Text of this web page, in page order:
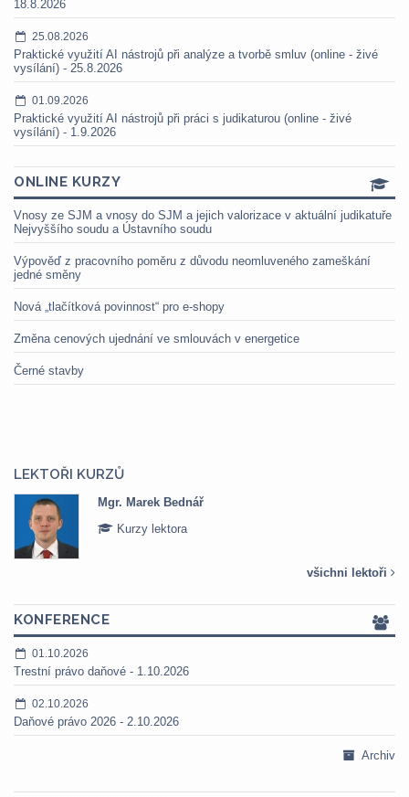
18.8.2026
25.08.2026
Praktické využití AI nástrojů při analýze a tvorbě smluv (online - živé
vysílání) - 25.8.2026
01.09.2026
Praktické využití AI nástrojů při práci s judikaturou (online - živé
vysílání) - 1.9.2026
ONLINE KURZY
Vnosy ze SJM a vnosy do SJM a jejich valorizace v aktuální judikatuře
Nejvyššího soudu a Ústavního soudu
Výpověď z pracovního poměru z důvodu neomluveného zameškání
jedné směny
Nová „tlačítková povinnost“ pro e-shopy
Změna cenových ujednání ve smlouvách v energetice
Černé stavby
LEKTOŘI KURZŮ
Mgr. Marek Bednář
Kurzy lektora
všichni lektoři
KONFERENCE
01.10.2026
Trestní právo daňové - 1.10.2026
02.10.2026
Daňové právo 2026 - 2.10.2026
Archiv